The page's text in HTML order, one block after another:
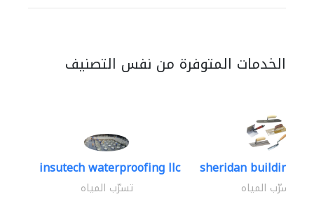
الخدمات المتوفرة من نفس التصنيف
insutech waterproofing llc
تسرّب المياه
sheridan building
تسرّب المياه